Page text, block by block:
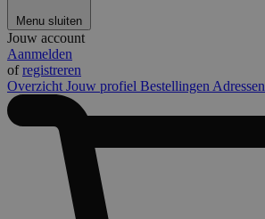
Menu sluiten
Jouw account
Aanmelden
ofregistreren
Overzicht Jouw profiel Bestellingen Adressen